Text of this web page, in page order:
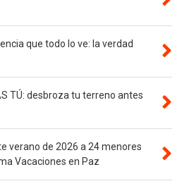
que todo lo ve: la verdad
TÚ: desbroza tu terreno antes
verano de 2026 a 24 menores
Vacaciones en Paz